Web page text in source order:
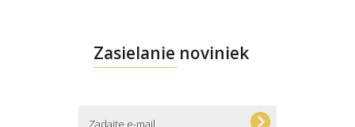
Zasielanie noviniek